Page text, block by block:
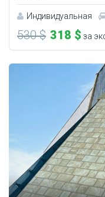
Индивидуальная
530 $ 318 $ за